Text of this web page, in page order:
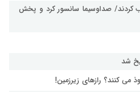
کردند/ صداوسیما سانسور کرد و پخش
شد
می کنند؟ رازهای زیرزمین!